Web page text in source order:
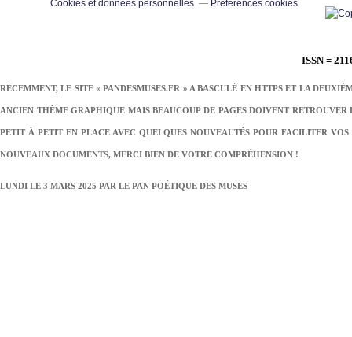
ISSN =
RÉCEMMENT, LE SITE « PANDESMUSES.FR » A BASCULÉ EN HTTPS ET LA
ANCIEN THÈME GRAPHIQUE MAIS BEAUCOUP DE PAGES DOIVENT
PETIT À PETIT EN PLACE AVEC QUELQUES NOUVEAUTÉS POUR FACILITER
NOUVEAUX DOCUMENTS, MERCI BIEN DE VOTRE COMPRÉHENSION !
LUNDI LE 3 MARS 2025 PAR LE PAN POÉTIQUE DES MUSES
Cookies et données personnelles
Préférences cookies